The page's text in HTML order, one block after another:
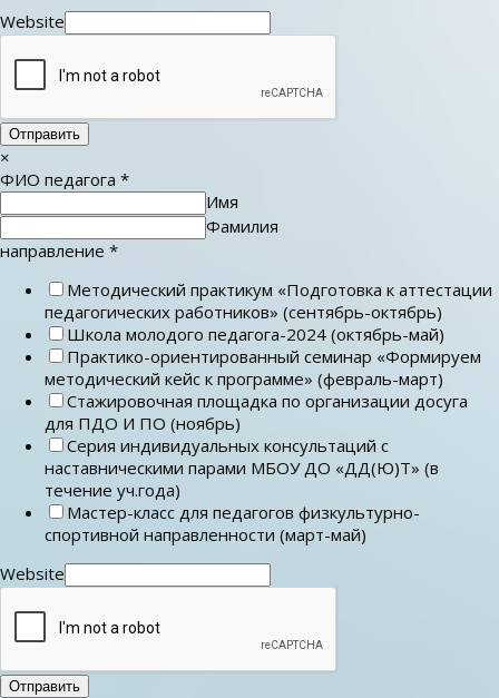
Website
Отправить
×
ФИО педагога *
Имя
Фамилия
направление *
Методический практикум «Подготовка к аттестации
педагогических работников» (сентябрь-октябрь)
Школа молодого педагога-2024 (октябрь-май)
Практико-ориентированный семинар «Формируем
методический кейс к программе» (февраль-март)
Стажировочная площадка по организации досуга
для ПДО И ПО (ноябрь)
Серия индивидуальных консультаций с
наставническими парами МБОУ ДО «ДД(Ю)Т» (в
течение уч.года)
Мастер-класс для педагогов физкультурно-
спортивной направленности (март-май)
Website
Отправить